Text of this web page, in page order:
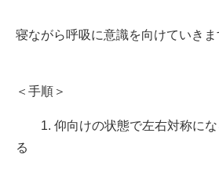
寝ながら呼吸に意識を向けていきま
＜手順＞
1. 仰向けの状態で左右対称にな
る